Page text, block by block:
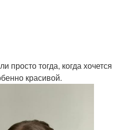
просто тогда, когда хочется
красивой.